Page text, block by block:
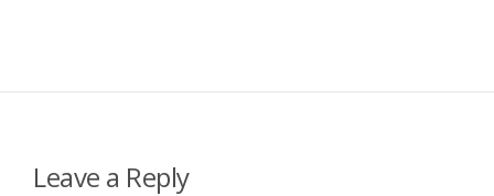
Leave a Reply